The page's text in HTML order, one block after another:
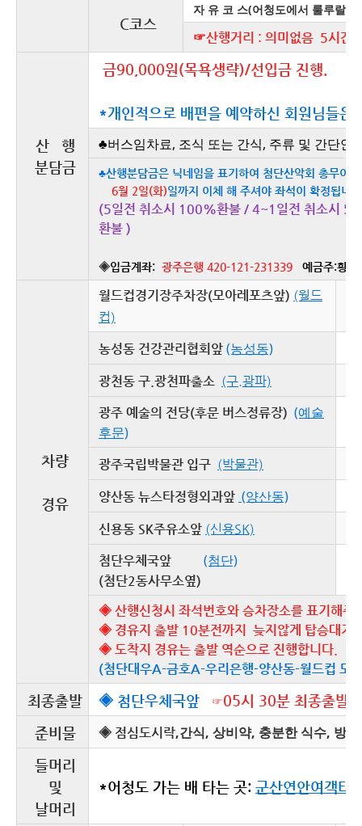
C코스
자 유 코 스(어청도에서 룰루랄라)
☞산행거리 : 의미없음 5시간
산 행
분담금
금90,000원(목욕생략)/선입금 진행.
*개인적으로 배편을 예약하신 회원님들
♣버스임차료, 조식 또는 간식, 주류 및 간단안
♣산행분담금은 닉네임을 표기하여 첨단산악회 총무이
6월 2일(화)일까지 이체 해 주셔야 좌석이 확정됩니
(5일전 취소시 100%환불 / 4~1일전 취소시
환불 )
◈입금계좌: 광주은행 420-121-231339 예금주:황순
차량
경유
월드컵경기장주차장(모아레포츠앞) (월드
컵)
농성동 건강관리협회앞 (농성동)
광천동 구.광천파출소 (구.광파)
광주 예술의 전당(후문 버스정류장) (예술
후문)
광주국립박물관 입구 (박물관)
양산동 뉴스타정형외과앞 (양산동)
신용동 SK주유소앞 (신용SK)
첨단우체국앞 (첨단)
(첨단2동사무소옆)
◈ 산행신청시 좌석번호와 승차장소를 표기해주
◈ 경유지 출발 10분전까지 늦지않게 탑승대기
◈ 도착지 경유는 출발 역순으로 진행합니다.
(첨단대우A-금호A-우리은행-양산동-월드컵 모
최종출발 ◈ 첨단우체국앞 ☞05시 30분 최종출발
준비물
◈ 점심도시락,간식, 상비약, 충분한 식수, 방
들머리
및
날머리
*어청도 가는 배 타는 곳: 군산연안여객터